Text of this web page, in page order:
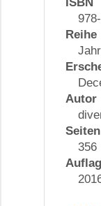
Reihe
Autor
Seiten
356